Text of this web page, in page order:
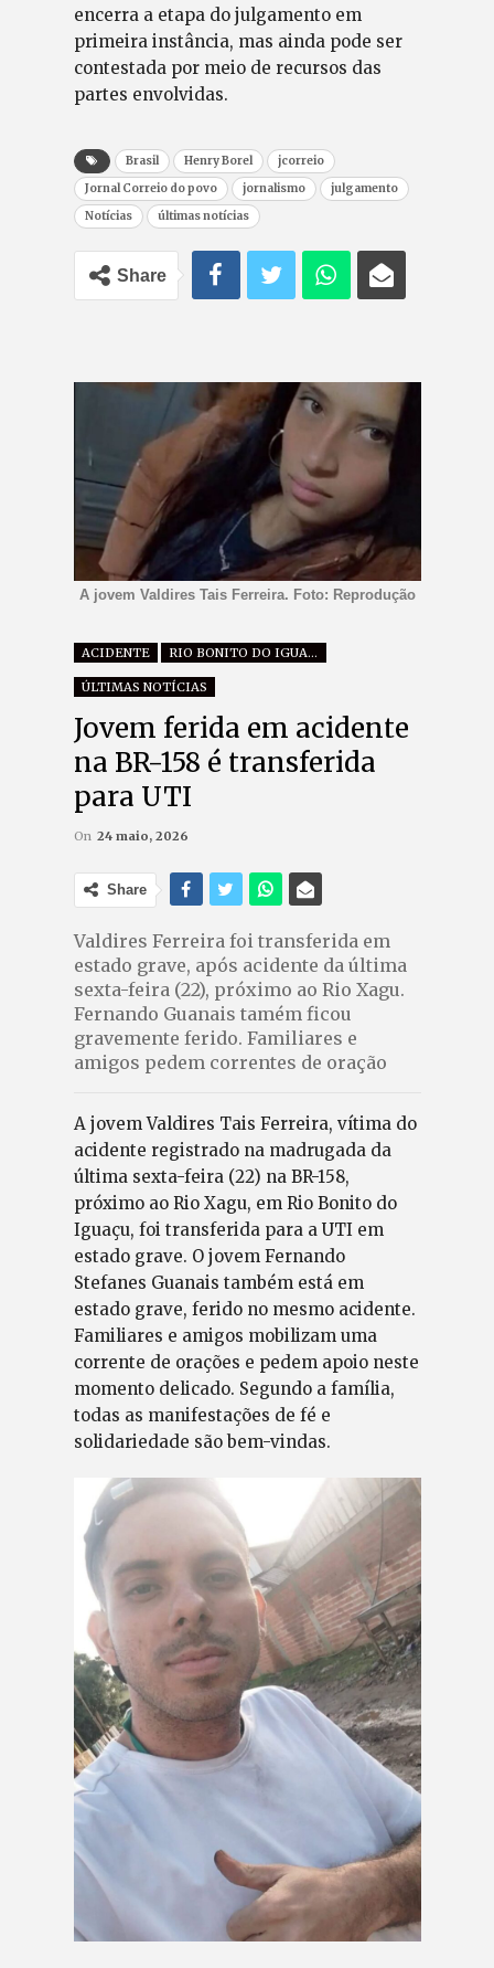
encerra a etapa do julgamento em
primeira instância, mas ainda pode ser
contestada por meio de recursos das
partes envolvidas.
Brasil Henry Borel
jcorreio
Jornal Correio do povo
jornalismo
julgamento
Notícias
últimas notícias
Share
A jovem Valdires Tais Ferreira. Foto: Reprodução
ACIDENTE RIO BONITO DO IGUAÇU
ÚLTIMAS NOTÍCIAS
Jovem ferida em acidente
na BR-158 é transferida
para UTI
On 24 maio, 2026
Share
Valdires Ferreira foi transferida em
estado grave, após acidente da última
sexta-feira (22), próximo ao Rio Xagu.
Fernando Guanais tamém ficou
gravemente ferido. Familiares e
amigos pedem correntes de oração
A jovem Valdires Tais Ferreira, vítima do
acidente registrado na madrugada da
última sexta-feira (22) na BR-158,
próximo ao Rio Xagu, em Rio Bonito do
Iguaçu, foi transferida para a UTI em
estado grave. O jovem Fernando
Stefanes Guanais também está em
estado grave, ferido no mesmo acidente.
Familiares e amigos mobilizam uma
corrente de orações e pedem apoio neste
momento delicado. Segundo a família,
todas as manifestações de fé e
solidariedade são bem-vindas.